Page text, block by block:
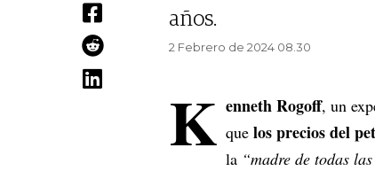
años.
2 Febrero de 2024 08.30
K enneth Rogoff, un
que los precios del
la “madre de todas